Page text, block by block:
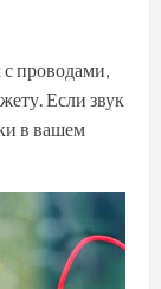
с проводами,
Если звук
в вашем